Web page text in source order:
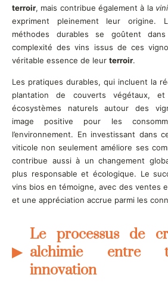
terroir, mais contribue également à la
expriment pleinement leur origine.
méthodes durables se goûtent
complexité des vins issus de ces
véritable essence de leur terroir.
Les pratiques durables, qui incluent la
plantation de couverts végétaux,
écosystèmes naturels autour des
image positive pour les
l’environnement. En investissant dans
viticole non seulement améliore ses
contribue aussi à un changement
plus responsable et écologique. Le
vins bios en témoigne, avec des ventes
et une appréciation accrue parmi les
Le processus de
alchimie entre
innovation